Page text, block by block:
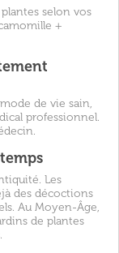
selon vos
+
de vie sain,
professionnel.
Les
des décoctions
Au Moyen-Âge,
de plantes